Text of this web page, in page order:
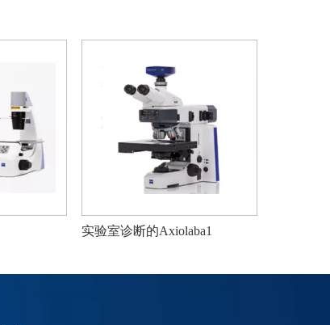
实验室诊断的Axiolaba1 Primo Star iLED